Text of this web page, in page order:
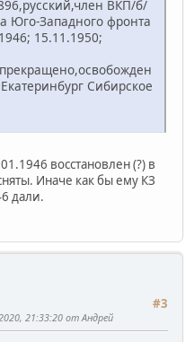
ВКП/б/
Юго-Западного фронта
15.11.1950;
Сибирское
восстановлен (?) в
Иначе как бы ему КЗ
дали.
#3
21:33:20 от Андрей